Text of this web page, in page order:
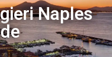
Naples